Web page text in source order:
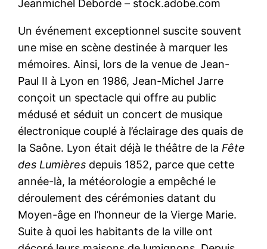
Jeanmichel Deborde – stock.adobe.com
Un événement exceptionnel suscite souvent
une mise en scène destinée à marquer les
mémoires. Ainsi, lors de la venue de Jean-
Paul II à Lyon en 1986, Jean-Michel Jarre
conçoit un spectacle qui offre au public
médusé et séduit un concert de musique
électronique couplé à l’éclairage des quais de
la Saône. Lyon était déjà le théâtre de la Fête
des Lumières depuis 1852, parce que cette
année-là, la météorologie a empêché le
déroulement des cérémonies datant du
Moyen-âge en l’honneur de la Vierge Marie.
Suite à quoi les habitants de la ville ont